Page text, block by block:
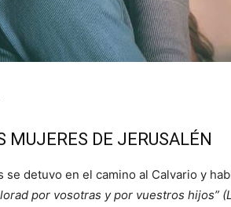
MUJERES DE JERUSALÉN
detuvo en el camino al Calvario y
por vosotras y por vuestros hijos”